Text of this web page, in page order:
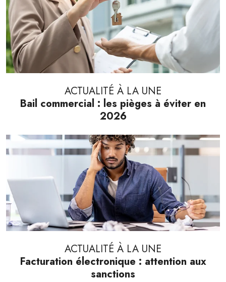
ACTUALITÉ À LA UNE
Bail commercial : les pièges à éviter en
2026
ACTUALITÉ À LA UNE
Facturation électronique : attention aux
sanctions